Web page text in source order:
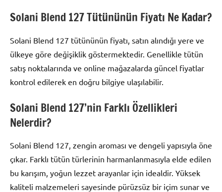
Solani Blend 127 Tütününün Fiyatı Ne Kadar?
Solani Blend 127 tütününün fiyatı, satın alındığı yere ve
ülkeye göre değişiklik göstermektedir. Genellikle tütün
satış noktalarında ve online mağazalarda güncel fiyatlar
kontrol edilerek en doğru bilgiye ulaşılabilir.
Solani Blend 127’nin Farklı Özellikleri
Nelerdir?
Solani Blend 127, zengin aroması ve dengeli yapısıyla öne
çıkar. Farklı tütün türlerinin harmanlanmasıyla elde edilen
bu karışım, yoğun lezzet arayanlar için idealdir. Yüksek
kaliteli malzemeleri sayesinde pürüzsüz bir içim sunar ve